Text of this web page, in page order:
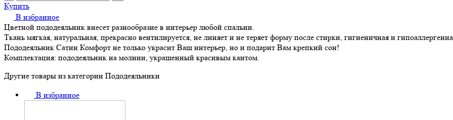
Купить
В избранное
Цветной пододеяльник внесет разнообразие в интерьер любой спальни.
Ткань мягкая, натуральная, прекрасно вентилируется, не линяет и не теряет форму после стирки, гигиеничная и
Пододеяльник Сатин Комфорт не только украсит Ваш интерьер, но и подарит Вам крепкий сон!
Комплектация: пододеяльник на молнии, украшенный красивым кантом.
Другие товары из категории Пододеяльники
В избранное